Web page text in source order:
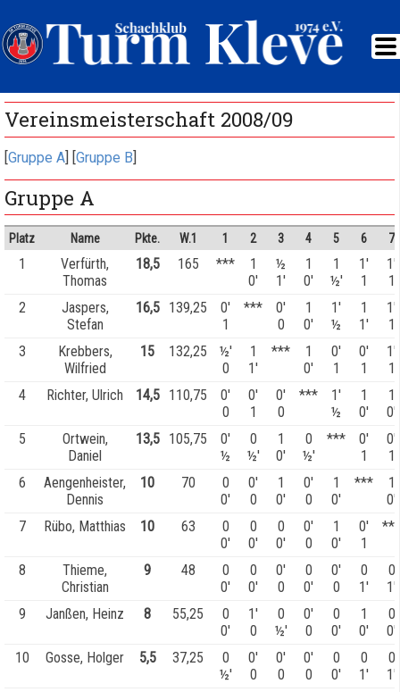
Vereinsmeisterschaft 2008/09
[Gruppe A] [Gruppe B]
Gruppe A
Platz Name Pkte. W.1 1 2 3 4 5 6 7
1
Verfürth,
Thomas
18,5 165 ***
1
0'
½
1'
1
0'
1
½'
1'
1
1'
1
2
Jaspers,
Stefan
16,5 139,25
0'
1
***
0'
0
1
0'
1'
½
1
1'
1'
1
3
Krebbers,
Wilfried
15 132,25
½'
0
1
1'
***
1
0'
0'
1
0'
1
1'
1
4
Richter, Ulrich 14,5 110,75
0'
0
0'
1
0'
0
***
1'
½
1
0'
1
0'
5
Ortwein,
Daniel
13,5 105,75
0'
½
0
½'
1
0'
0
½'
***
0'
1
0'
1
6
Aengenheister,
Dennis
10 70
0
0'
0'
0
1
0'
0'
0
1
0'
***
1
0'
7
Rübo, Matthias 10 63
0
0'
0
0'
0
0'
0'
0
1
0'
0'
1
***
8
Thieme,
Christian
9 48
0
0'
0
0'
0'
0
0
0'
0'
0
0
1'
0
1'
9
Janßen, Heinz 8 55,25
0
0'
1'
0
0
½'
0'
0
0
0'
1
0'
0
0'
10
Gosse, Holger 5,5 37,25
0
½'
0'
0
0'
0
0'
0
0
0'
0
1'
0
1'